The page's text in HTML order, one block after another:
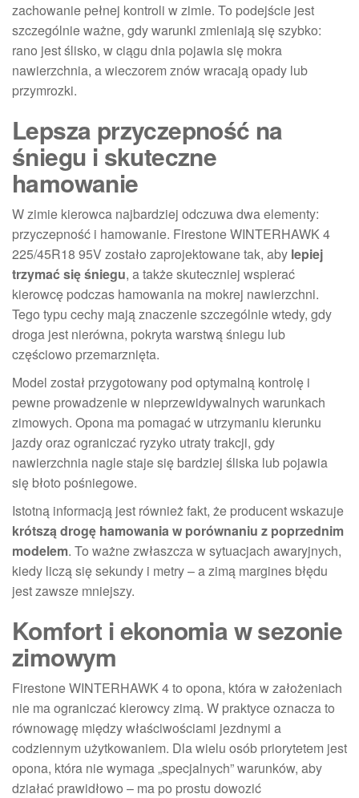
zachowanie pełnej kontroli w zimie. To podejście jest
szczególnie ważne, gdy warunki zmieniają się szybko:
rano jest ślisko, w ciągu dnia pojawia się mokra
nawierzchnia, a wieczorem znów wracają opady lub
przymrozki.
Lepsza przyczepność na
śniegu i skuteczne
hamowanie
W zimie kierowca najbardziej odczuwa dwa elementy:
przyczepność i hamowanie. Firestone WINTERHAWK 4
225/45R18 95V zostało zaprojektowane tak, aby lepiej
trzymać się śniegu, a także skuteczniej wspierać
kierowcę podczas hamowania na mokrej nawierzchni.
Tego typu cechy mają znaczenie szczególnie wtedy, gdy
droga jest nierówna, pokryta warstwą śniegu lub
częściowo przemarznięta.
Model został przygotowany pod optymalną kontrolę i
pewne prowadzenie w nieprzewidywalnych warunkach
zimowych. Opona ma pomagać w utrzymaniu kierunku
jazdy oraz ograniczać ryzyko utraty trakcji, gdy
nawierzchnia nagle staje się bardziej śliska lub pojawia
się błoto pośniegowe.
Istotną informacją jest również fakt, że producent wskazuje
krótszą drogę hamowania w porównaniu z poprzednim
modelem. To ważne zwłaszcza w sytuacjach awaryjnych,
kiedy liczą się sekundy i metry – a zimą margines błędu
jest zawsze mniejszy.
Komfort i ekonomia w sezonie
zimowym
Firestone WINTERHAWK 4 to opona, która w założeniach
nie ma ograniczać kierowcy zimą. W praktyce oznacza to
równowagę między właściwościami jezdnymi a
codziennym użytkowaniem. Dla wielu osób priorytetem jest
opona, która nie wymaga „specjalnych” warunków, aby
działać prawidłowo – ma po prostu dowozić